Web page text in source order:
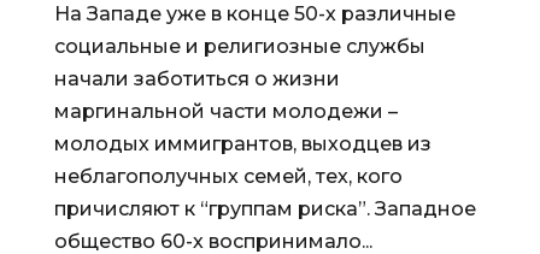
На Западе уже в конце 50-х различные
социальные и религиозные службы
начали заботиться о жизни
маргинальной части молодежи –
молодых иммигрантов, выходцев из
неблагополучных семей, тех, кого
причисляют к “группам риска”. Западное
общество 60-х воспринимало...